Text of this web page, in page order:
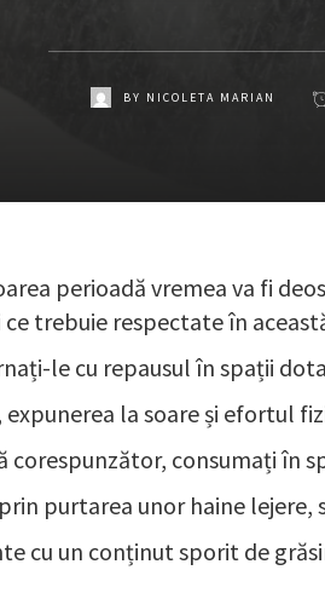
BY NICOLETA MARIAN
perioadă vremea va fi
trebuie respectate în
le cu repausul în spații
la soare și efortul
corespunzător, consumați în
purtarea unor haine lejere,
cu un conținut sporit de